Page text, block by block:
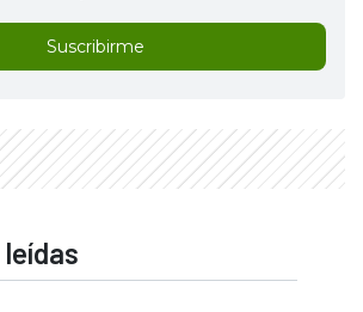
Suscribirme